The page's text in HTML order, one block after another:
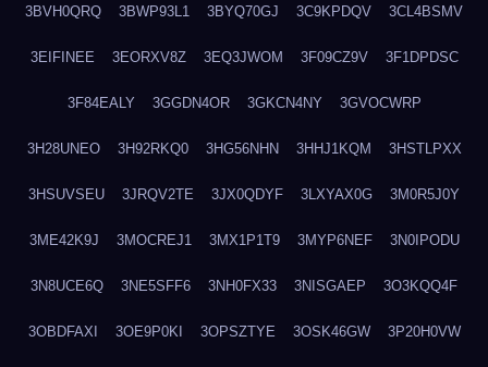
3BVH0QRQ 3BWP93L1 3BYQ70GJ 3C9KPDQV 3CL4BSMV
3EIFINEE 3EORXV8Z 3EQ3JWOM 3F09CZ9V 3F1DPDSC
3F84EALY 3GGDN4OR 3GKCN4NY 3GVOCWRP
3H28UNEO 3H92RKQ0 3HG56NHN 3HHJ1KQM 3HSTLPXX
3HSUVSEU 3JRQV2TE 3JX0QDYF 3LXYAX0G 3M0R5J0Y
3ME42K9J 3MOCREJ1 3MX1P1T9 3MYP6NEF 3N0IPODU
3N8UCE6Q 3NE5SFF6 3NH0FX33 3NISGAEP 3O3KQQ4F
3OBDFAXI 3OE9P0KI 3OPSZTYE 3OSK46GW 3P20H0VW